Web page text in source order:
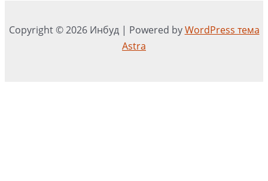
Copyright © 2026 Инбуд | Powered byWordPress тема
Astra